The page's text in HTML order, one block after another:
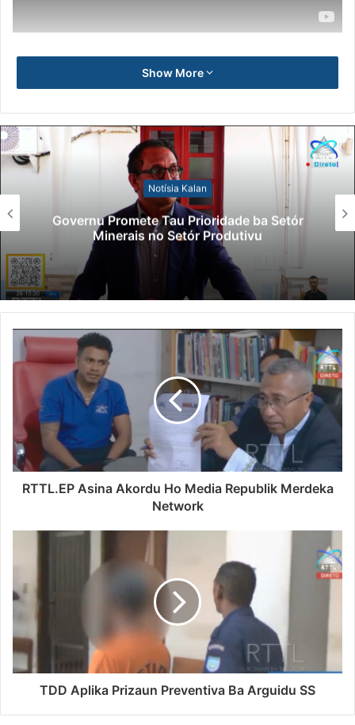
Show More
Notísia Kalan
Governu Promete Tau Prioridade ba Setór
Minerais no Setór Produtivu
RTTL.EP Asina Akordu Ho Media Republik Merdeka
Network
TDD Aplika Prizaun Preventiva Ba Arguidu SS